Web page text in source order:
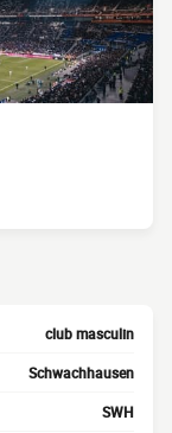
club masculin
Schwachhausen
SWH